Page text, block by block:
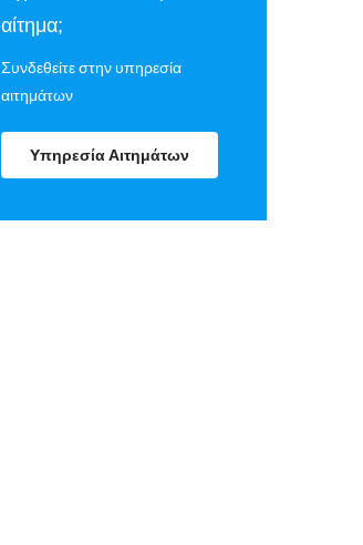
αίτημα;
Συνδεθείτε στην υπηρεσία
αιτημάτων
Υπηρεσία Αιτημάτων